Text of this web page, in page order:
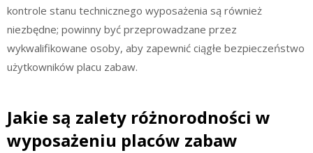
kontrole stanu technicznego wyposażenia są również
niezbędne; powinny być przeprowadzane przez
wykwalifikowane osoby, aby zapewnić ciągłe bezpieczeństwo
użytkowników placu zabaw.
Jakie są zalety różnorodności w
wyposażeniu placów zabaw